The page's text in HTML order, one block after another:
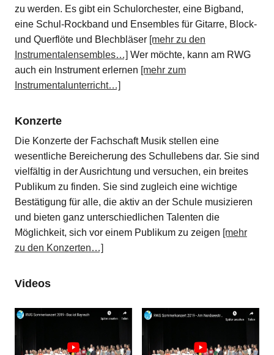
zu werden. Es gibt ein Schulorchester, eine Bigband,
eine Schul-Rockband und Ensembles für Gitarre, Block‐
und Querflöte und Blechbläser [mehr zu den
Instrumentalensembles…] Wer möchte, kann am RWG
auch ein Instrument erlernen [mehr zum
Instrumentalunterricht…]
Konzerte
Die Konzerte der Fachschaft Musik stellen eine
wesentliche Bereicherung des Schullebens dar. Sie sind
vielfältig in der Ausrichtung und versuchen, ein breites
Publikum zu finden. Sie sind zugleich eine wichtige
Bestätigung für alle, die aktiv an der Schule musizieren
und bieten ganz unterschiedlichen Talenten die
Möglichkeit, sich vor einem Publikum zu zeigen [mehr
zu den Konzerten…]
Videos